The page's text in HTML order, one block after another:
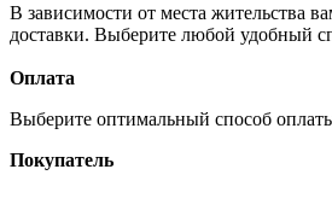
В зависимости от места жительства
доставки. Выберите любой удобный
Оплата
Выберите оптимальный способ
Покупатель